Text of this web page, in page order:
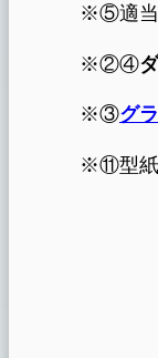
※⑤適当
※②④
※③グ
※⑪型紙